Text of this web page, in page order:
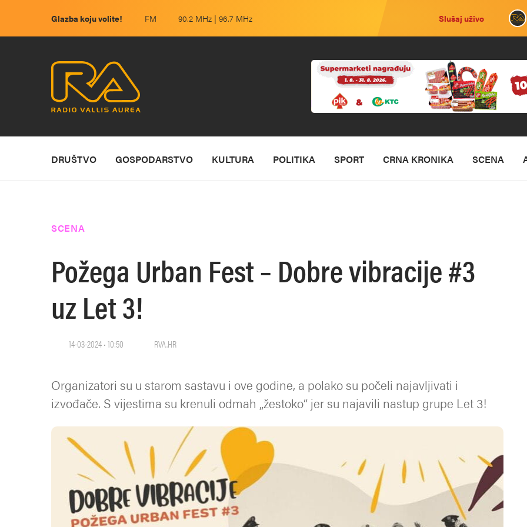
Glazba koju volite! FM 90.2 MHz | 96.7 MHz Slušaj uživo
DRUŠTVO GOSPODARSTVO KULTURA POLITIKA SPORT CRNA KRONIKA SCENA
SCENA
Požega Urban Fest – Dobre vibracije #3
uz Let 3!
14-03-2024 • 10:50 RVA.HR
Organizatori su u starom sastavu i ove godine, a polako su počeli najavljivati i
izvođače. S vijestima su krenuli odmah „žestoko“ jer su najavili nastup grupe Let 3!